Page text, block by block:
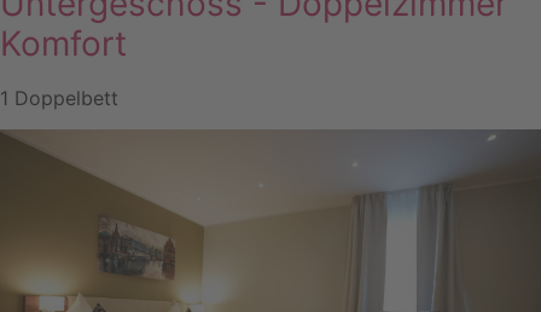
Komfort
1 Doppelbett